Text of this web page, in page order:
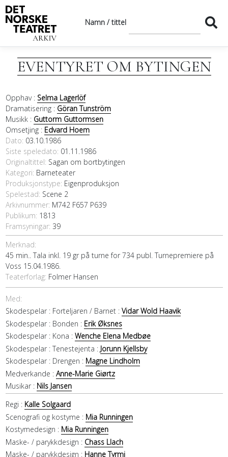
Namn / tittel
EVENTYRET OM BYTINGEN
Opphav : Selma Lagerlöf
Dramatisering : Göran Tunström
Musikk : Guttorm Guttormsen
Omsetjing : Edvard Hoem
Dato 03.10.1986
Siste speledato 01.11.1986
Originaltittel Sagan om bortbytingen
Kategori Barneteater
Produksjonstype: Eigenproduksjon
Spelestad: Scene 2
Arkivnummer: M742 F657 P639
Publikum: 1813
Framsyningar: 39
Merknad:
45 min.. Tala inkl. 19 gr på turne for 734 publ. Turnepremiere på
Voss 15.04.1986.
Teaterforlag: Folmer Hansen
Med:
Skodespelar : Forteljaren / Barnet : Vidar Wold Haavik
Skodespelar : Bonden : Erik Øksnes
Skodespelar : Kona : Wenche Elena Medbøe
Skodespelar : Tenestejenta : Jorunn Kjellsby
Skodespelar : Drengen : Magne Lindholm
Medverkande : Anne-Marie Giørtz
Musikar : Nils Jansen
Regi : Kalle Solgaard
Scenografi og kostyme : Mia Runningen
Kostymedesign : Mia Runningen
Maske- / parykkdesign : Chass Llach
Maske- / parykkdesign : Hanne Tyrmi